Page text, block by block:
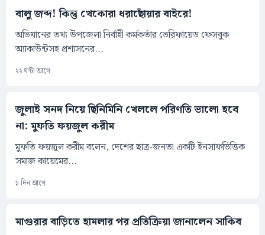
বালু জব্দ! কিন্তু খেকোরা ধরাছোঁয়ার বাইরে!
অভিযানের তথ্য উপজেলা নির্বাহী কর্মকর্তার ভেরিফায়েড ফেসবুক
অ্যাকাউন্টসহ প্রশাসনের...
২২ ঘন্টা আগে
জুলাই সনদ নিয়ে ছিনিমিনি খেললে পরিণতি ভালো হবে
না: মুফতি ফয়জুল করীম
মুফতি ফয়জুল করীম বলেন, দেশের ছাত্র-জনতা একটি ইনসাফভিত্তিক
সমাজ কায়েমের...
১ দিন আগে
মাগুরার বাড়িতে হামলার পর প্রতিক্রিয়া জানালেন সাকিব